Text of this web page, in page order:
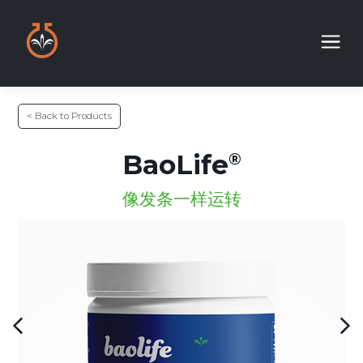
< Back to Products
BaoLife
像发条一样运转